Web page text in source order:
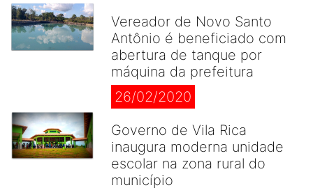
Vereador de Novo Santo
Antônio é beneficiado com
abertura de tanque por
máquina da prefeitura
26/02/2020
Governo de Vila Rica
inaugura moderna unidade
escolar na zona rural do
município